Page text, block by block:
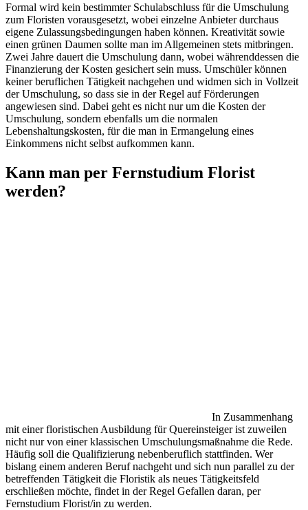
Formal wird kein bestimmter Schulabschluss für die Umschulung
zum Floristen vorausgesetzt, wobei einzelne Anbieter durchaus
eigene Zulassungsbedingungen haben können. Kreativität sowie
einen grünen Daumen sollte man im Allgemeinen stets mitbringen.
Zwei Jahre dauert die Umschulung dann, wobei währenddessen die
Finanzierung der Kosten gesichert sein muss. Umschüler können
keiner beruflichen Tätigkeit nachgehen und widmen sich in Vollzeit
der Umschulung, so dass sie in der Regel auf Förderungen
angewiesen sind. Dabei geht es nicht nur um die Kosten der
Umschulung, sondern ebenfalls um die normalen
Lebenshaltungskosten, für die man in Ermangelung eines
Einkommens nicht selbst aufkommen kann.
Kann man per Fernstudium Florist
werden?
In Zusammenhang
mit einer floristischen Ausbildung für Quereinsteiger ist zuweilen
nicht nur von einer klassischen Umschulungsmaßnahme die Rede.
Häufig soll die Qualifizierung nebenberuflich stattfinden. Wer
bislang einem anderen Beruf nachgeht und sich nun parallel zu der
betreffenden Tätigkeit die Floristik als neues Tätigkeitsfeld
erschließen möchte, findet in der Regel Gefallen daran, per
Fernstudium Florist/in zu werden.